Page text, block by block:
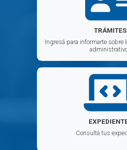
TRÁMITES
Ingresá para informarte sobre
Consultá tus